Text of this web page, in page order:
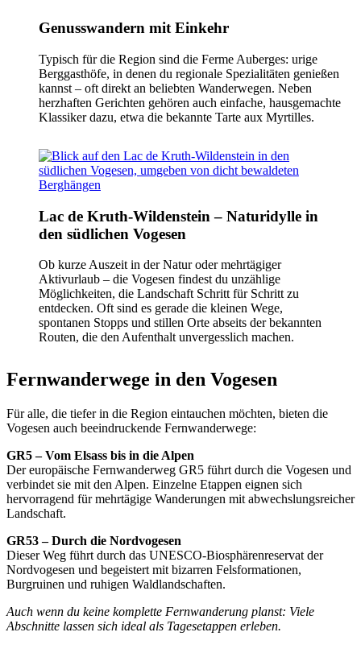
Genusswandern mit Einkehr
Typisch für die Region sind die Ferme Auberges: urige
Berggasthöfe, in denen du regionale Spezialitäten genießen
kannst – oft direkt an beliebten Wanderwegen. Neben
herzhaften Gerichten gehören auch einfache, hausgemachte
Klassiker dazu, etwa die bekannte Tarte aux Myrtilles.
Lac de Kruth-Wildenstein – Naturidylle in
den südlichen Vogesen
Ob kurze Auszeit in der Natur oder mehrtägiger
Aktivurlaub – die Vogesen findest du unzählige
Möglichkeiten, die Landschaft Schritt für Schritt zu
entdecken. Oft sind es gerade die kleinen Wege,
spontanen Stopps und stillen Orte abseits der bekannten
Routen, die den Aufenthalt unvergesslich machen.
Fernwanderwege in den Vogesen
Für alle, die tiefer in die Region eintauchen möchten, bieten die
Vogesen auch beeindruckende Fernwanderwege:
GR5 – Vom Elsass bis in die Alpen
Der europäische Fernwanderweg GR5 führt durch die Vogesen und
verbindet sie mit den Alpen. Einzelne Etappen eignen sich
hervorragend für mehrtägige Wanderungen mit abwechslungsreicher
Landschaft.
GR53 – Durch die Nordvogesen
Dieser Weg führt durch das UNESCO-Biosphärenreservat der
Nordvogesen und begeistert mit bizarren Felsformationen,
Burgruinen und ruhigen Waldlandschaften.
Auch wenn du keine komplette Fernwanderung planst: Viele
Abschnitte lassen sich ideal als Tagesetappen erleben.